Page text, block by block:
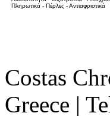
Πληρωτικά - Πέρλες - Αντιαφριστικά
Costas
Greece |